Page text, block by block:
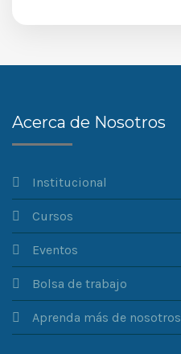
Acerca de Nosotros
Institucional
Cursos
Eventos
Bolsa de trabajo
Aprenda más de nosotros